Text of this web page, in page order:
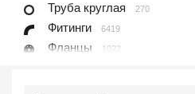
Труба круглая 270
Фитинги 6419
Фланцы 1022